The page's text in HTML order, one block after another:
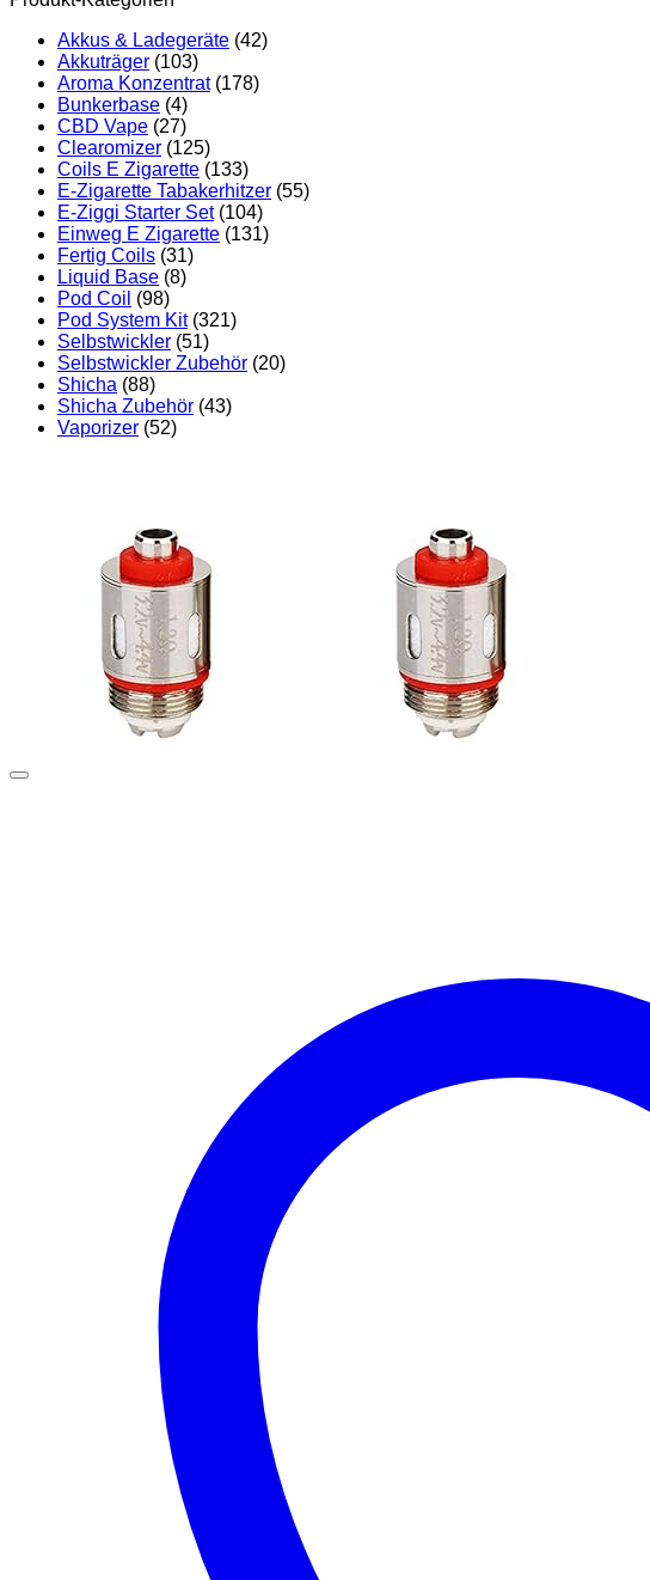
Akkus & Ladegeräte (42)
Akkuträger (103)
Aroma Konzentrat (178)
Bunkerbase (4)
CBD Vape (27)
Clearomizer (125)
Coils E Zigarette (133)
E-Zigarette Tabakerhitzer (55)
E-Ziggi Starter Set (104)
Einweg E Zigarette (131)
Fertig Coils (31)
Liquid Base (8)
Pod Coil (98)
Pod System Kit (321)
Selbstwickler (51)
Selbstwickler Zubehör (20)
Shicha (88)
Shicha Zubehör (43)
Vaporizer (52)